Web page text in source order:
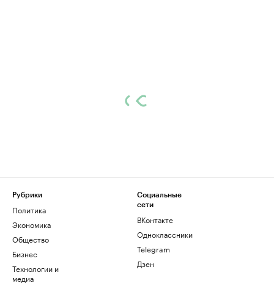
Рубрики
Политика
Экономика
Общество
Бизнес
Технологии и
медиа
Социальные
сети
ВКонтакте
Одноклассники
Telegram
Дзен